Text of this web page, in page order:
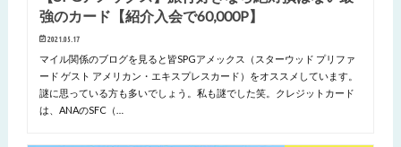
強のカード【紹介入会で60,000P】
2021.05.17
マイル関係のブログを見ると皆SPGアメックス（スターウッド プリファ
ード ゲスト アメリカン・エキスプレスカード）をオススメしています。
謎に思っている方も多いでしょう。私も謎でした笑。クレジットカード
は、ANAのSFC（…